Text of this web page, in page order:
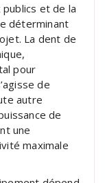
et de la
déterminant
La dent de
pour
de
autre
de
une
maximale